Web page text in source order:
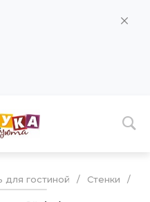
для гостиной / Стенки /